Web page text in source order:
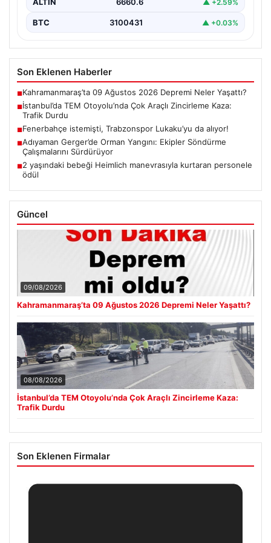
ALTIN 6660.6 ▲ +2.59%
BTC 3100431 ▲ +0.03%
Son Eklenen Haberler
■Kahramanmaraş’ta 09 Ağustos 2026 Depremi Neler Yaşattı?
■İstanbul’da TEM Otoyolu’nda Çok Araçlı Zincirleme Kaza:
Trafik Durdu
■Fenerbahçe istemişti, Trabzonspor Lukaku’yu da alıyor!
■Adıyaman Gerger’de Orman Yangını: Ekipler Söndürme
Çalışmalarını Sürdürüyor
■2 yaşındaki bebeği Heimlich manevrasıyla kurtaran personele
ödül
Güncel
09/08/2026
Kahramanmaraş’ta 09 Ağustos 2026 Depremi Neler Yaşattı?
08/08/2026
İstanbul’da TEM Otoyolu’nda Çok Araçlı Zincirleme Kaza:
Trafik Durdu
Son Eklenen Firmalar